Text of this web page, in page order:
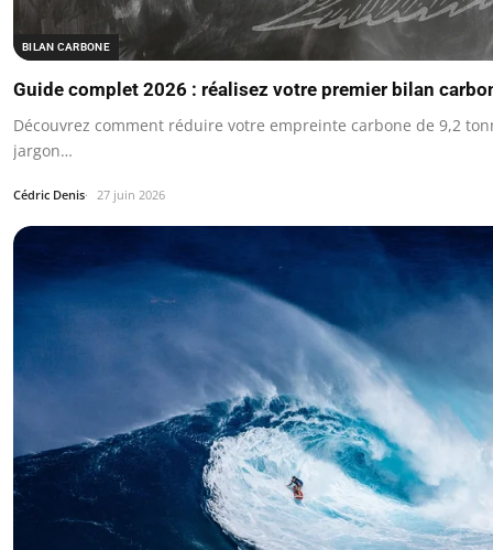
BILAN CARBONE
Guide complet 2026 : réalisez votre premier bilan
Découvrez comment réduire votre empreinte carbone de 9,2
jargon…
Cédric Denis 27 juin 2026